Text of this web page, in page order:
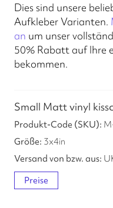
Dies sind unsere
Aufkleber Varianten.
an um unser
50% Rabatt auf Ihre
bekommen.
Small Matt vinyl
3x4in
Preise